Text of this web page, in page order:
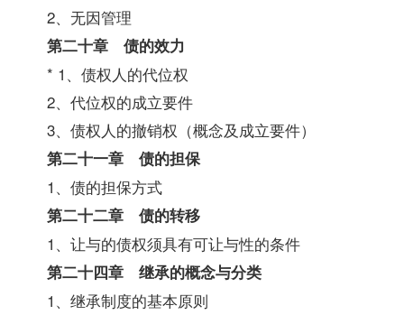
2、无因管理
第二十章 债的效力
* 1、债权人的代位权
2、代位权的成立要件
3、债权人的撤销权（概念及成立要件）
第二十一章 债的担保
1、债的担保方式
第二十二章 债的转移
1、让与的债权须具有可让与性的条件
第二十四章 继承的概念与分类
1、继承制度的基本原则